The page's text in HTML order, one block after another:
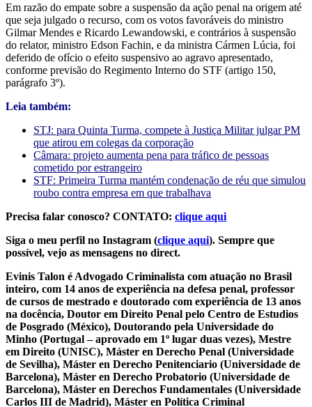
Em razão do empate sobre a suspensão da ação penal na origem até
que seja julgado o recurso, com os votos favoráveis do ministro
Gilmar Mendes e Ricardo Lewandowski, e contrários à suspensão
do relator, ministro Edson Fachin, e da ministra Cármen Lúcia, foi
deferido de ofício o efeito suspensivo ao agravo apresentado,
conforme previsão do Regimento Interno do STF (artigo 150,
parágrafo 3º).
Leia também:
STJ: para Quinta Turma, compete à Justiça Militar julgar PM
que atirou em colegas da corporação
Câmara: projeto aumenta pena para tráfico de pessoas
cometido por estrangeiro
STF: Primeira Turma mantém condenação de réu que simulou
roubo contra empresa em que trabalhava
Precisa falar conosco? CONTATO: clique aqui
Siga o meu perfil no Instagram (clique aqui). Sempre que
possível, vejo as mensagens no direct.
Evinis Talon é Advogado Criminalista com atuação no Brasil
inteiro, com 14 anos de experiência na defesa penal, professor
de cursos de mestrado e doutorado com experiência de 13 anos
na docência, Doutor em Direito Penal pelo Centro de Estudios
de Posgrado (México), Doutorando pela Universidade do
Minho (Portugal – aprovado em 1º lugar duas vezes), Mestre
em Direito (UNISC), Máster en Derecho Penal (Universidade
de Sevilha), Máster en Derecho Penitenciario (Universidade de
Barcelona), Máster en Derecho Probatorio (Universidade de
Barcelona), Máster en Derechos Fundamentales (Universidade
Carlos III de Madrid), Máster en Política Criminal